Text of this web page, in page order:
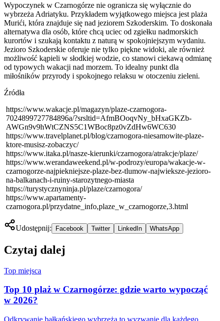
Wypoczynek w Czarnogórze nie ogranicza się wyłącznie do
wybrzeża Adriatyku. Przykładem wyjątkowego miejsca jest plaża
Murići, która znajduje się nad jeziorem Szkoderskim. To doskonała
alternatywa dla osób, które chcą uciec od zgiełku nadmorskich
kurortów i szukają kontaktu z naturą w spokojniejszym wydaniu.
Jezioro Szkoderskie oferuje nie tylko piękne widoki, ale również
możliwość kąpieli w słodkiej wodzie, co stanowi ciekawą odmianę
od typowych wakacji nad morzem. To idealny punkt dla
miłośników przyrody i spokojnego relaksu w otoczeniu zieleni.
Źródła
https://www.wakacje.pl/magazyn/plaze-czarnogora-
7024899727784896a/?srsltid=AfmBOoqvNy_bHxaGKZb-
AWGn9v9hWtCZNS5C1WBoc8pz0vZdHw6WC630
https://www.travelplanet.pl/blog/czarnogora-niesamowite-plaze-
ktore-musisz-zobaczyc/
https://www.itaka.pl/nasze-kierunki/czarnogora/atrakcje/plaze/
https://www.werandaweekend.pl/w-podrozy/europa/wakacje-w-
czarnogorze-najpiekniejsze-plaze-bez-tlumow-najwieksze-jezioro-
na-balkanach-i-ruiny-starozytnego-miasta
https://turystycznyninja.pl/plaze/czarnogora/
https://www.apartamenty-
czarnogora.pl/przydatne_info,plaze_w_czarnogorze,3.html
Udostępnij: Facebook Twitter LinkedIn WhatsApp
Czytaj dalej
Top miejsca
Top 10 plaż w Czarnogórze: gdzie warto wypocząć
w 2026?
Odkrywanie bałkańskiego wybrzeża to wyzwanie dla każdego